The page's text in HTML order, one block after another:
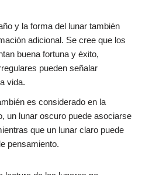
y la forma del lunar también
adicional. Se cree que los
buena fortuna y éxito,
pueden señalar
vida.
es considerado en la
un lunar oscuro puede asociarse
que un lunar claro puede
pensamiento.